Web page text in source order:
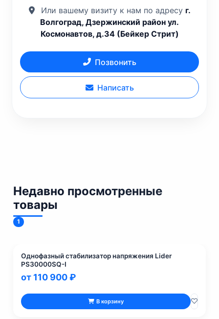
Или вашему визиту к нам по адресу г.
Волгоград, Дзержинский район ул.
Космонавтов, д.34 (Бейкер Стрит)
Позвонить
Написать
Недавно просмотренные
товары
1
Однофазный стабилизатор напряжения Lider
PS30000SQ-I
от 110 900 ₽
В корзину